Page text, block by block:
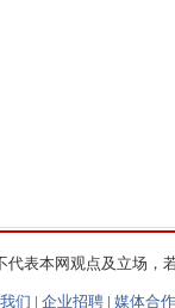
表本网观点及立场
们 | 企业招聘 | 媒体合作